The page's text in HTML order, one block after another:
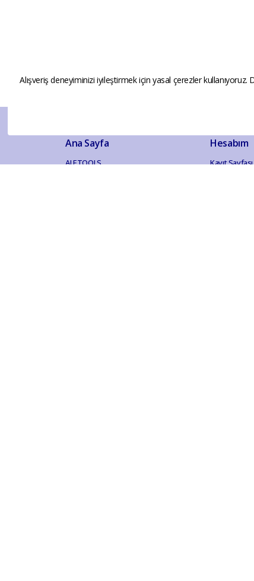
Alışveriş deneyiminizi iyileştirmek için yasal çerezler kullanıyoruz.
Ana Sayfa
ALETOOLS
Hesabım
Kayıt Sayfası